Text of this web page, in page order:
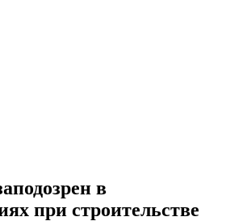
в
при строительстве